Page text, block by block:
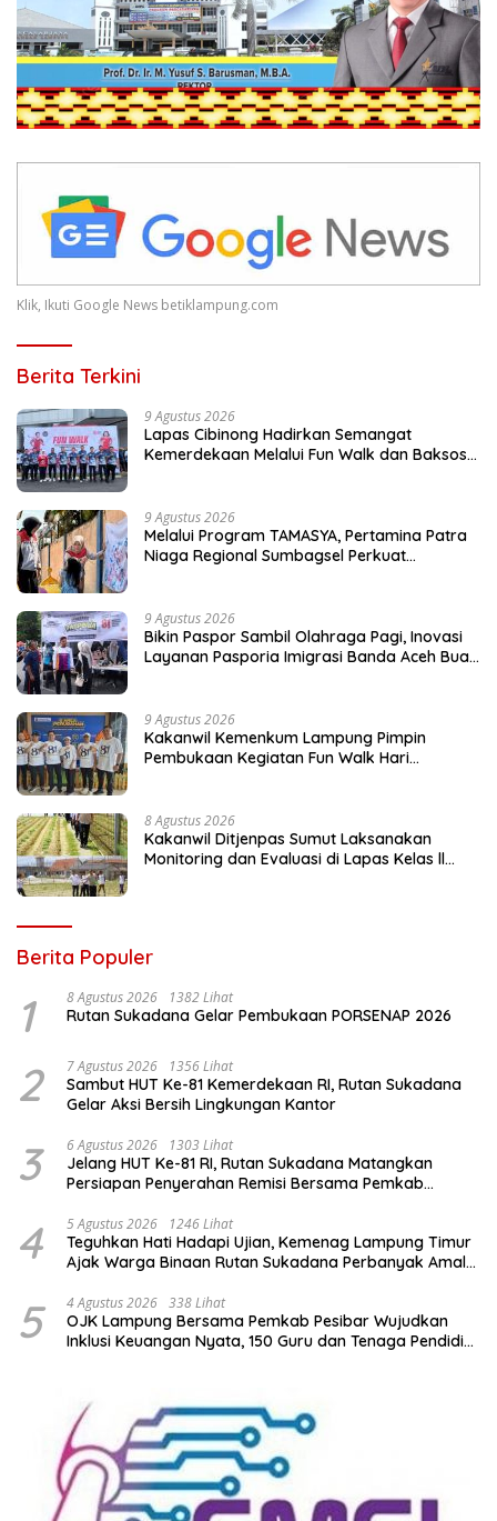
Klik, Ikuti Google News betiklampung.com
Berita Terkini
9 Agustus 2026
Lapas Cibinong Hadirkan Semangat
Kemerdekaan Melalui Fun Walk dan Baksos
9 Agustus 2026
Melalui Program TAMASYA, Pertamina Patra
Niaga Regional Sumbagsel Perkuat
9 Agustus 2026
Bikin Paspor Sambil Olahraga Pagi, Inovasi
Layanan Pasporia Imigrasi Banda Aceh Buat
9 Agustus 2026
Kakanwil Kemenkum Lampung Pimpin
Pembukaan Kegiatan Fun Walk Hari
8 Agustus 2026
Kakanwil Ditjenpas Sumut Laksanakan
Monitoring dan Evaluasi di Lapas Kelas ll
Berita Populer
1 8 Agustus 2026 1382 Lihat
Rutan Sukadana Gelar Pembukaan PORSENAP 2026
2 7 Agustus 2026 1356 Lihat
Sambut HUT Ke-81 Kemerdekaan RI, Rutan Sukadana
Gelar Aksi Bersih Lingkungan Kantor
3 6 Agustus 2026 1303 Lihat
Jelang HUT Ke-81 RI, Rutan Sukadana Matangkan
Persiapan Penyerahan Remisi Bersama Pemkab
4 5 Agustus 2026 1246 Lihat
Teguhkan Hati Hadapi Ujian, Kemenag Lampung Timur
Ajak Warga Binaan Rutan Sukadana Perbanyak Amal
5 4 Agustus 2026 338 Lihat
OJK Lampung Bersama Pemkab Pesibar Wujudkan
Inklusi Keuangan Nyata, 150 Guru dan Tenaga Pendidik